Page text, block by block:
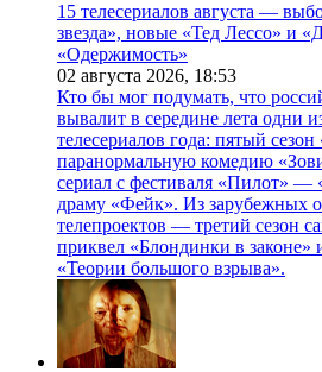
15 телесериалов августа —
звезда», новые «Тед Лессо» и
«Одержимость»
02 августа 2026, 18:53
Кто бы мог подумать, что
вывалит в середине лета одни
телесериалов года: пятый
паранормальную комедию
сериал с фестиваля «Пилот»
драму «Фейк». Из зарубежных
телепроектов — третий сезон
приквел «Блондинки в
«Теории большого взрыва».